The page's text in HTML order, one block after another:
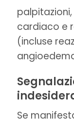
cardiaco e
(incluse
Se